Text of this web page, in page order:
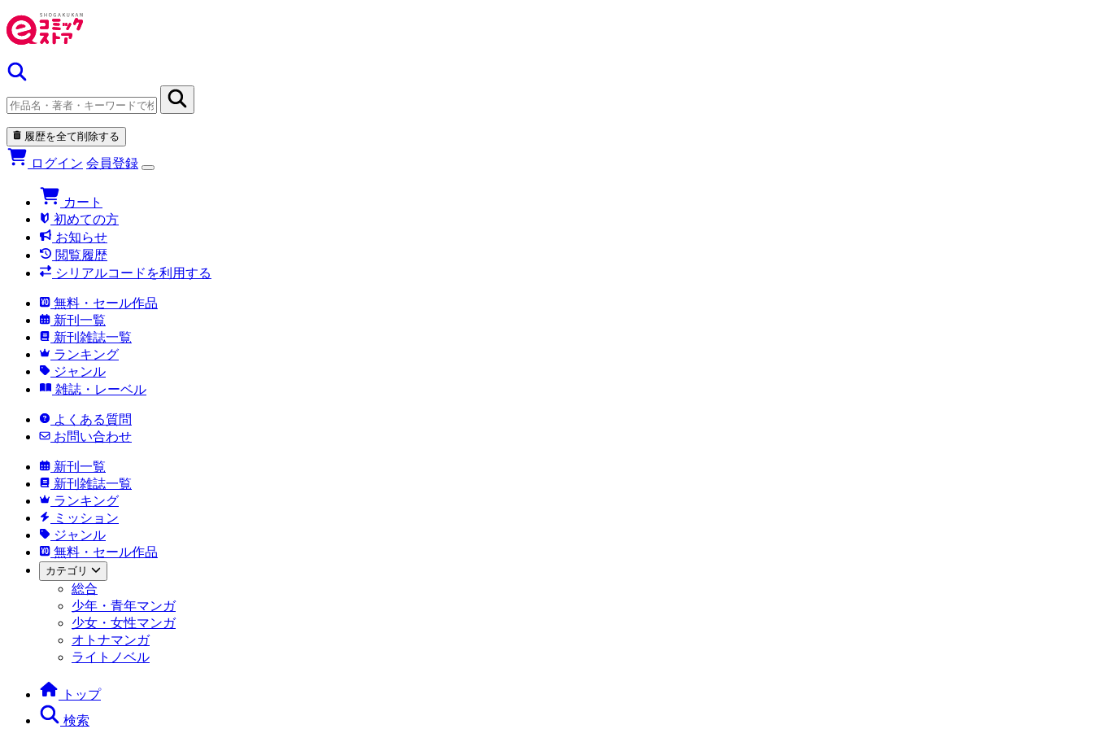
履歴を全て削除する
ログイン 会員登録
カート
初めての方
お知らせ
閲覧履歴
シリアルコードを利用する
無料・セール作品
新刊一覧
新刊雑誌一覧
ランキング
ジャンル
雑誌・レーベル
よくある質問
お問い合わせ
新刊一覧
新刊雑誌一覧
ランキング
ミッション
ジャンル
無料・セール作品
カテゴリ
総合
少年・青年マンガ
少女・女性マンガ
オトナマンガ
ライトノベル
トップ
検索